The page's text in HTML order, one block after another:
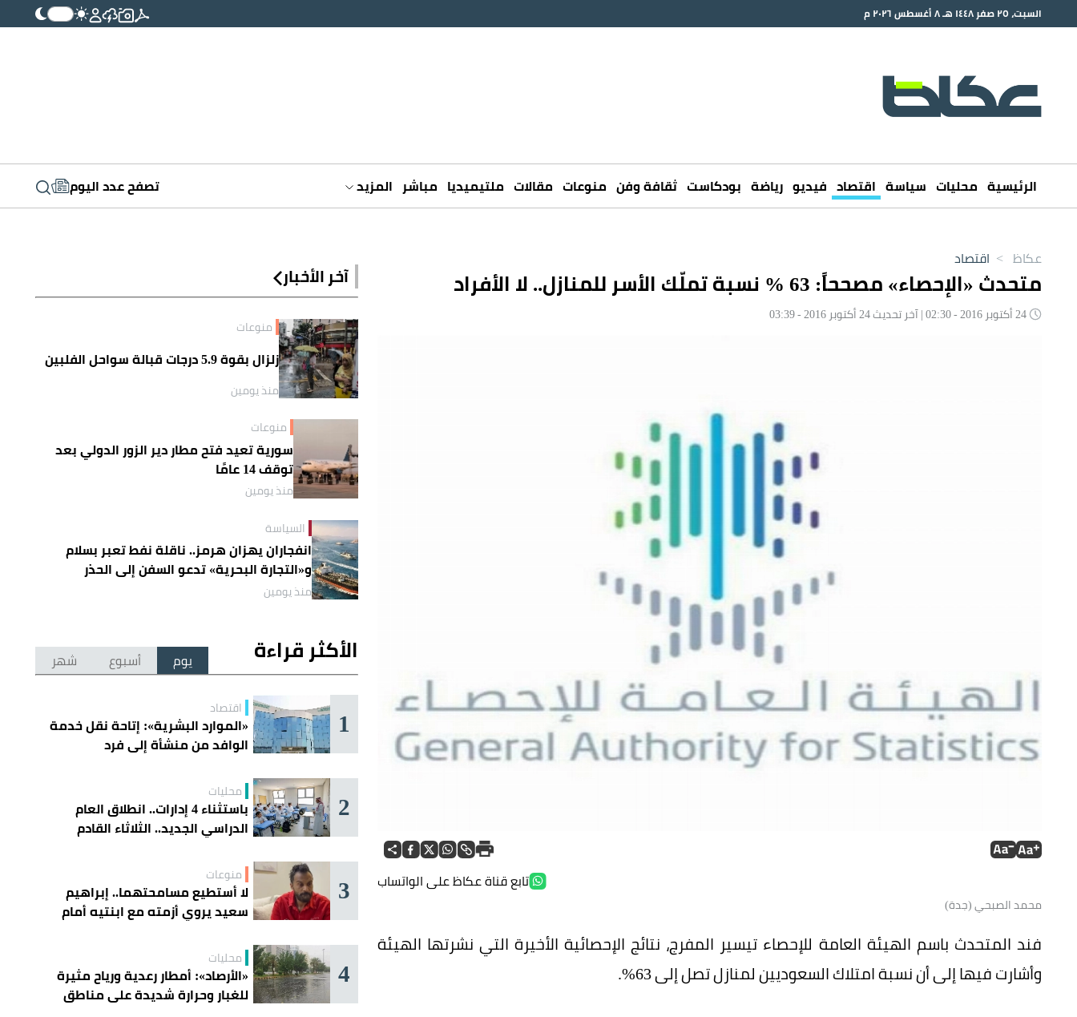
السبت، ٢٥ صفر ١٤٤٨ هـ ٨ أغسطس ٢٠٢٦ م
الرئيسية محليات سياسة اقتصاد فيديو رياضة بودكاست ثقافة وفن منوعات مقالات ملتيميديا مباشر المزيد تصفح عدد اليوم
عكاظ > اقتصاد
متحدث «الإحصاء» مصححاً: 63 % نسبة تملّك الأسر للمنازل.. لا الأفراد
تابع قناة عكاظ على الواتساب
محمد الصبحي (جدة)
فند المتحدث باسم الهيئة العامة للإحصاء تيسير المفرج، نتائج الإحصائية الأخيرة التي نشرتها الهيئة
وأشارت فيها إلى أن نسبة امتلاك السعوديين لمنازل تصل إلى 63%.
آخر الأخبار
منوعات
زلزال بقوة 5.9 درجات قبالة سواحل الفلبين
منذ يومين
منوعات
سورية تعيد فتح مطار دير الزور الدولي بعد
توقف 14 عامًا
منذ يومين
السياسة
انفجاران يهزان هرمز.. ناقلة نفط تعبر بسلام
و«التجارة البحرية» تدعو السفن إلى الحذر
منذ يومين
الأكثر قراءة يوم أسبوع شهر
1 اقتصاد
«الموارد البشرية»: إتاحة نقل خدمة
الوافد من منشأة إلى فرد
2 محليات
باستثناء 4 إدارات.. انطلاق العام
الدراسي الجديد.. الثلاثاء القادم
3 منوعات
لا أستطيع مسامحتهما.. إبراهيم
سعيد يروي أزمته مع ابنتيه أمام
4 محليات
«الأرصاد»: أمطار رعدية ورياح مثيرة
للغبار وحرارة شديدة على مناطق